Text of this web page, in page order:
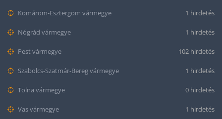
Komárom-Esztergom vármegye 1 hirdetés
Nógrád vármegye 1 hirdetés
Pest vármegye 102 hirdetés
Szabolcs-Szatmár-Bereg vármegye 1 hirdetés
Tolna vármegye 0 hirdetés
Vas vármegye 1 hirdetés